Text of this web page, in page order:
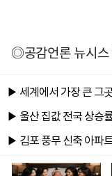
◎공감언론 뉴시스